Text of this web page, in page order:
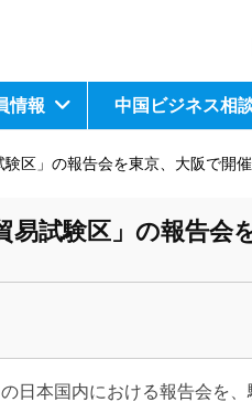
情報 中国ビジネス相
区」の報告会を東京、大阪で開
試験区」の報告会を
日本国内における報告会を